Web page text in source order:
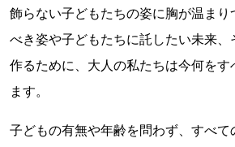
飾らない子どもたちの姿に胸が温まり
べき姿や子どもたちに託したい未来、
作るために、大人の私たちは今何を
ます。
子どもの有無や年齢を問わず、すべて